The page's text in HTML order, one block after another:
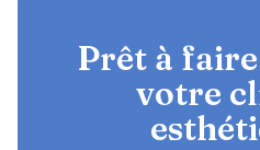
Prêt à
votre